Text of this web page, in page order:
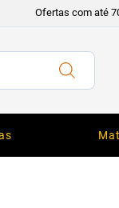
Ofertas com até